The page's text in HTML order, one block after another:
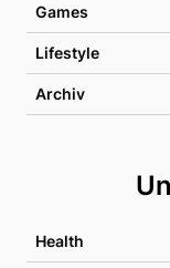
Games
Lifestyle
Archiv
Health